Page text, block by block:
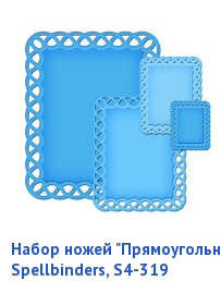
Набор ножей
Spellbinders, S4-319